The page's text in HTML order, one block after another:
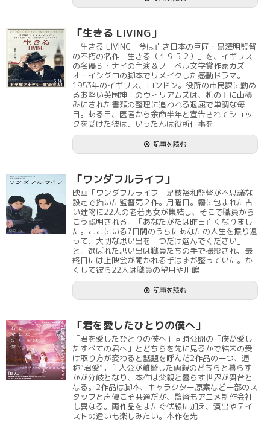
「生きる LIVING」
「生きる LIVING」今は亡き日本の巨匠・黒澤明監督
の不朽の名作「生きる（１９５２）」を、イギリス
の名優Ｂ・ナイの主演＆ノーベル文学賞作家カズ
オ・イシグロの脚本でリメイクした感動ドラマ。
1953年のイギリス、ロンドン。役所の市民課に勤め
るお堅い英国紳士のウィリアムズは、机の上に山積
みにされた書類の整理に追われる退屈で単調な毎
日。ある日、医者から余命半年と宣告されてショッ
クを受けた彼は、いったんは役所仕事を
記事を読む
「ワンダフルライフ」
映画「ワンダフルライフ」是枝裕和監督が不思議な
設定で描いた監督第２作。月曜日。霧に包まれた古
い建物に22人の老若男女が集結し、そこで職員から
こう説明される。「あなたがたは昨日亡くなりまし
た。ここにいる7日間のうちにあなたの人生を振り返
って、大切な思い出を一つだけ選んでください」
と。選ばれた思い出は職員たちの手で撮影され、最
終日には上映会が開かれる手はずが整っていた。か
くして彼ら22人は職員の望月や川嶋
記事を読む
「君を愛したひとりの僕へ」
「君を愛したひとりの僕へ」同時公開の「僕が愛し
たすべての君へ」とどちらを先に見るかで結末の受
け取り方が変わると話題を呼んだ2作品の一つ、通
称“君愛”。主人公が離婚した両親のどちらと暮らす
かが分岐となり、本作は父親と暮らす世界が舞台と
なる。2作品は脚本、キャラクター原案など一部のス
タッフと声優こそ共通だが、監督もアニメ制作会社
も異なる。両作品をまたぐ伏線に加え、演出やテイ
ストの違いも楽しみたい。本作を先